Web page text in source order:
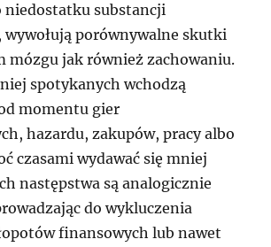
niedostatku substancji
wywołują porównywalne skutki
mózgu jak również zachowaniu.
spotykanych wchodzą
momentu gier
hazardu, zakupów, pracy albo
czasami wydawać się mniej
następstwa są analogicznie
do wykluczenia
finansowych lub nawet